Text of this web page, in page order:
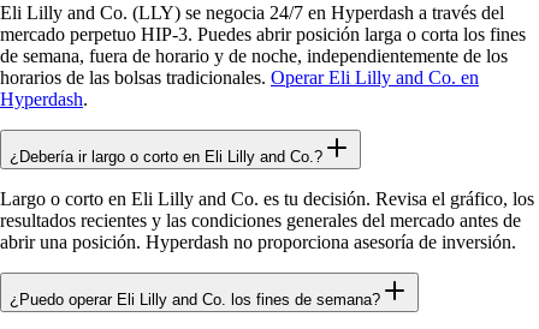
Eli Lilly and Co. (LLY) se negocia 24/7 en Hyperdash a través del
mercado perpetuo HIP-3. Puedes abrir posición larga o corta los fines
de semana, fuera de horario y de noche, independientemente de los
horarios de las bolsas tradicionales. Operar Eli Lilly and Co. en
Hyperdash.
¿Debería ir largo o corto en Eli Lilly and Co.?
Largo o corto en Eli Lilly and Co. es tu decisión. Revisa el gráfico, los
resultados recientes y las condiciones generales del mercado antes de
abrir una posición. Hyperdash no proporciona asesoría de inversión.
¿Puedo operar Eli Lilly and Co. los fines de semana?